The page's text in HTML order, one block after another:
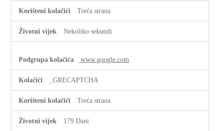
Treća strana
Nekoliko sekundi
www.google.com
_GRECAPTCHA
Treća strana
179 Dani